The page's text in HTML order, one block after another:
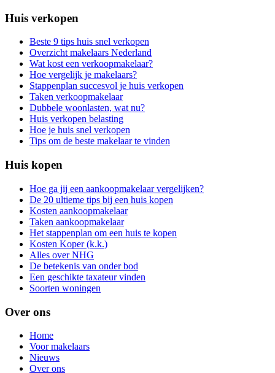
Huis verkopen
Beste 9 tips huis snel verkopen
Overzicht makelaars Nederland
Wat kost een verkoopmakelaar?
Hoe vergelijk je makelaars?
Stappenplan succesvol je huis verkopen
Taken verkoopmakelaar
Dubbele woonlasten, wat nu?
Huis verkopen belasting
Hoe je huis snel verkopen
Tips om de beste makelaar te vinden
Huis kopen
Hoe ga jij een aankoopmakelaar vergelijken?
De 20 ultieme tips bij een huis kopen
Kosten aankoopmakelaar
Taken aankoopmakelaar
Het stappenplan om een huis te kopen
Kosten Koper (k.k.)
Alles over NHG
De betekenis van onder bod
Een geschikte taxateur vinden
Soorten woningen
Over ons
Home
Voor makelaars
Nieuws
Over ons